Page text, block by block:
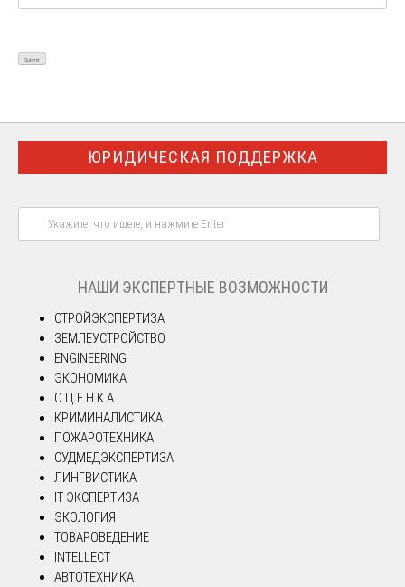
ЮРИДИЧЕСКАЯ ПОДДЕРЖКА
НАШИ ЭКСПЕРТНЫЕ ВОЗМОЖНОСТИ
СТРОЙЭКСПЕРТИЗА
ЗЕМЛЕУСТРОЙСТВО
ENGINEERING
ЭКОНОМИКА
О Ц Е Н К А
КРИМИНАЛИСТИКА
ПОЖАРОТЕХНИКА
СУДМЕДЭКСПЕРТИЗА
ЛИНГВИСТИКА
IT ЭКСПЕРТИЗА
ЭКОЛОГИЯ
ТОВАРОВЕДЕНИЕ
INTELLECT
АВТОТЕХНИКА